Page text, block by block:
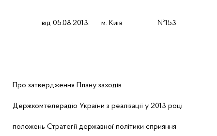
від 05.08.2013. м. Київ №153
Про затвердження Плану заходів
Держкомтелерадіо України з реалізації у 2013 році
положень Стратегії державної політики сприяння